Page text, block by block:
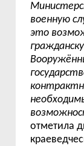
военную
это
отметила